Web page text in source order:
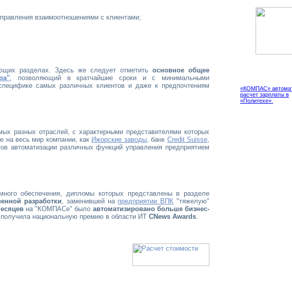
взаимоотношениями с клиентами;
разделах. Здесь же следует отметитьосновное общее
, позволяющий в кратчайшие сроки и с минимальными
самых различных клиентов и даже к предпочтениям
разных отраслей, с характерными представителями которых
на весь мир компании, как Ижорские заводы, банк Credit Suisse,
автоматизации различных функций управления предприятием
обеспечения, дипломы которых представлены в разделе
разработки, заменившей на предприятии ВПК "тяжелую"
на "КОМПАСе" было автоматизировано больше бизнес-
национальную премию в области ИТ CNews Awards.
«КОМПАС»
расчет зарплаты в
«Политехе».